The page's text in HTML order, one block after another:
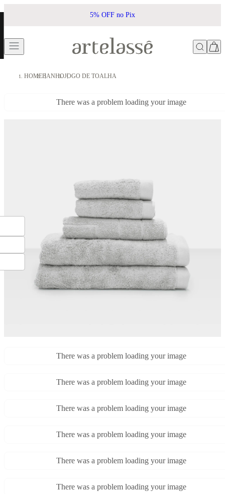
5% OFF no Pix
HOMEBANHOJOGO DE TOALHA
There was a problem loading your image
There was a problem loading your image
There was a problem loading your image
There was a problem loading your image
There was a problem loading your image
There was a problem loading your image
There was a problem loading your image